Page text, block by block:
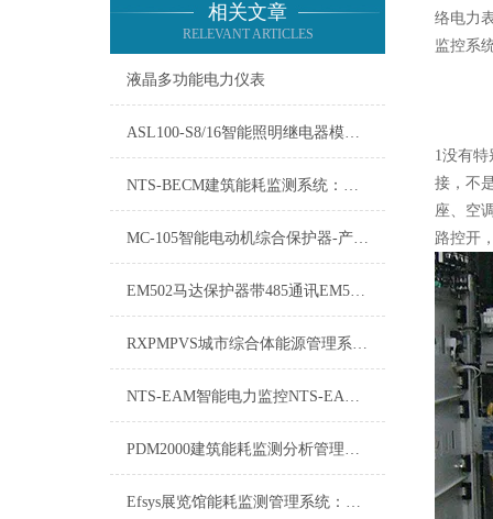
相关文章
RELEVANT ARTICLES
液晶多功能电力仪表
ASL100-S8/16智能照明继电器模块-规格示例
NTS-BECM建筑能耗监测系统：推动绿色建筑与可持续发展的重要工具
MC-105智能电动机综合保护器-产品介绍
EM502马达保护器带485通讯EM502项目介绍
RXPMPVS城市综合体能源管理系统探讨
NTS-EAM智能电力监控NTS-EAM解决方案
PDM2000建筑能耗监测分析管理系统：智能建筑能源管理的核心驱动力
Efsys展览馆能耗监测管理系统：能效优化与绿色展览新篇章
络电力
监控系
1没有
接，不
座、空
路控开